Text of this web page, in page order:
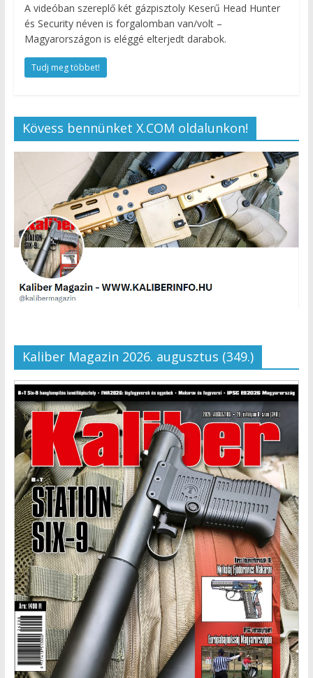
A videóban szereplő két gázpisztoly Keserű Head Hunter
és Security néven is forgalomban van/volt –
Magyarországon is eléggé elterjedt darabok.
Tudj meg többet!
Kövess bennünket X.COM oldalunkon!
Kaliber Magazin 2026. augusztus (349.)